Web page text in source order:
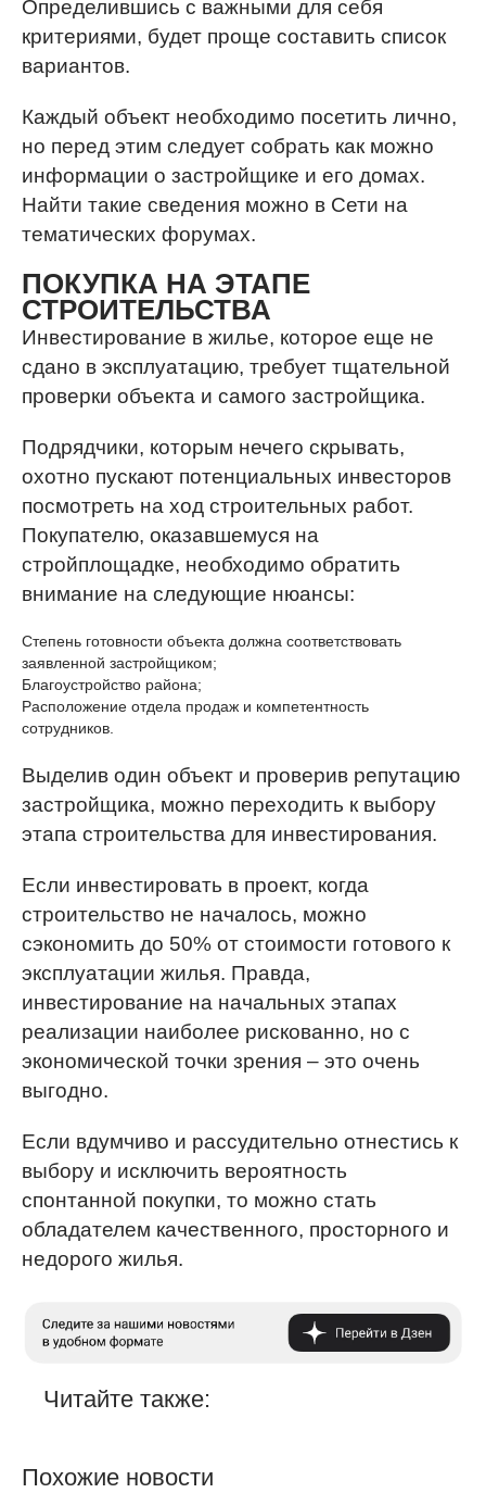
Определившись с важными для себя
критериями, будет проще составить список
вариантов.
Каждый объект необходимо посетить лично,
но перед этим следует собрать как можно
информации о застройщике и его домах.
Найти такие сведения можно в Сети на
тематических форумах.
ПОКУПКА НА ЭТАПЕ
СТРОИТЕЛЬСТВА
Инвестирование в жилье, которое еще не
сдано в эксплуатацию, требует тщательной
проверки объекта и самого застройщика.
Подрядчики, которым нечего скрывать,
охотно пускают потенциальных инвесторов
посмотреть на ход строительных работ.
Покупателю, оказавшемуся на
стройплощадке, необходимо обратить
внимание на следующие нюансы:
Степень готовности объекта должна соответствовать
заявленной застройщиком;
Благоустройство района;
Расположение отдела продаж и компетентность
сотрудников.
Выделив один объект и проверив репутацию
застройщика, можно переходить к выбору
этапа строительства для инвестирования.
Если инвестировать в проект, когда
строительство не началось, можно
сэкономить до 50% от стоимости готового к
эксплуатации жилья. Правда,
инвестирование на начальных этапах
реализации наиболее рискованно, но с
экономической точки зрения – это очень
выгодно.
Если вдумчиво и рассудительно отнестись к
выбору и исключить вероятность
спонтанной покупки, то можно стать
обладателем качественного, просторного и
недорого жилья.
Читайте также:
Похожие новости